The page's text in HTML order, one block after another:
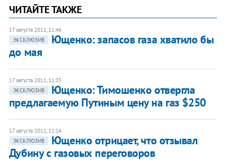
ЧИТАЙТЕ ТАКЖЕ
17 августа 2011, 11:46
ЭКСКЛЮЗИВ
Ющенко: запасов газа хватило бы
до мая
17 августа 2011, 11:35
ЭКСКЛЮЗИВ
Ющенко: Тимошенко отвергла
предлагаемую Путиным цену на газ $250
17 августа 2011, 11:14
ЭКСКЛЮЗИВ
Ющенко отрицает, что отзывал
Дубину с газовых переговоров